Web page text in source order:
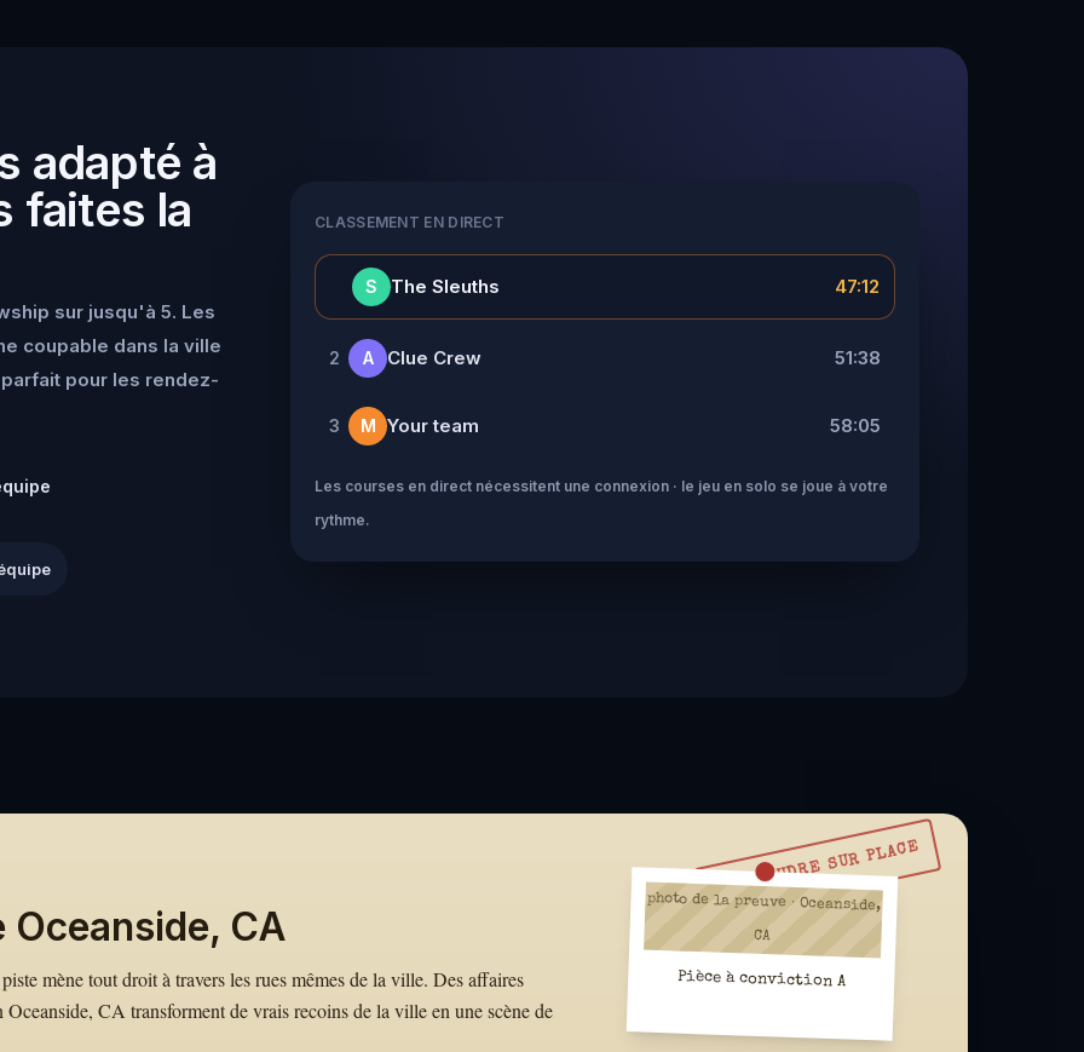
adapté à
faites la
sur jusqu'à 5. Les
coupable dans la ville
pour les rendez-
CLASSEMENT EN DIRECT
S The Sleuths 47:12
2 A Clue Crew 51:38
3 M Your team 58:05
Les courses en direct nécessitent une connexion · le jeu en solo se joue à votre
rythme.
À RÉSOUDRE SUR PLACE
Oceanside, CA
mène tout droit à travers les rues mêmes de la ville. Des affaires
CA transforment de vrais recoins de la ville en une scène de
photo de la preuve · Oceanside,
CA
Pièce à conviction A